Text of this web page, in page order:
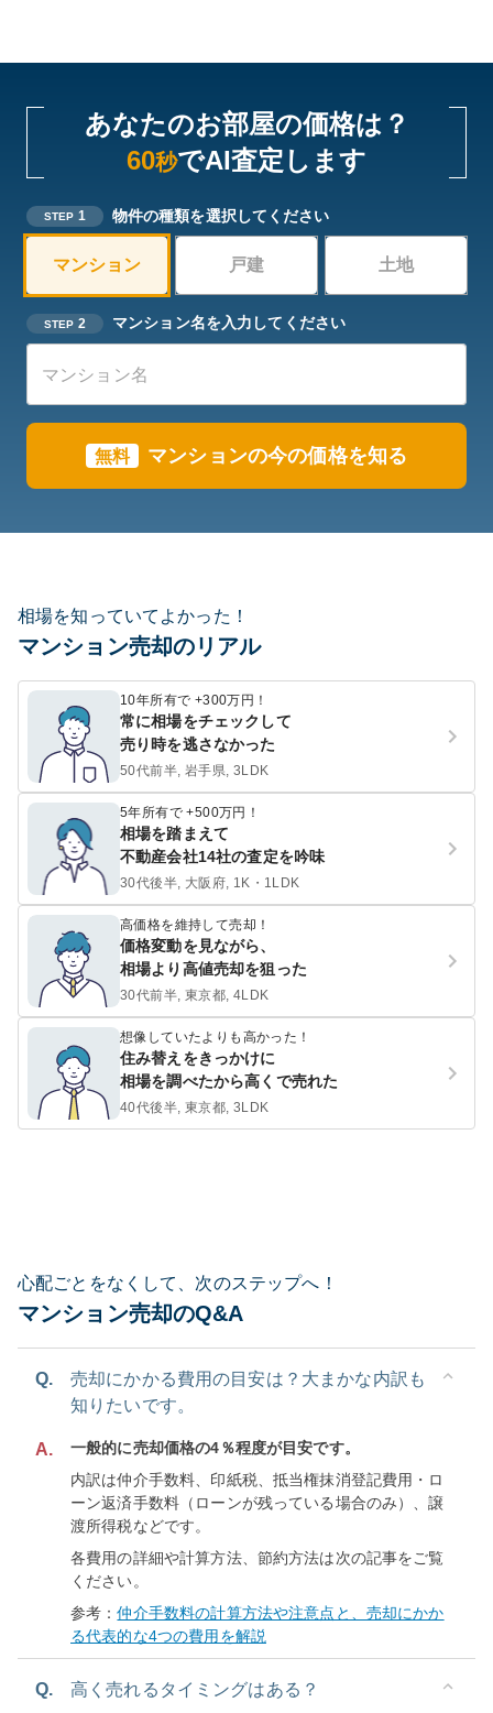
あなたのお部屋の価格は？
60秒でAI査定します
STEP 1 物件の種類を選択してください
マンション 戸建 土地
STEP 2 マンション名を入力してください
無料 マンションの今の価格を知る
相場を知っていてよかった！
マンション売却のリアル
10年所有で +300万円！
常に相場をチェックして
売り時を逃さなかった
50代前半, 岩手県, 3LDK
5年所有で +500万円！
相場を踏まえて
不動産会社14社の査定を吟味
30代後半, 大阪府, 1K・1LDK
高価格を維持して売却！
価格変動を見ながら、
相場より高値売却を狙った
30代前半, 東京都, 4LDK
想像していたよりも高かった！
住み替えをきっかけに
相場を調べたから高くで売れた
40代後半, 東京都, 3LDK
心配ごとをなくして、次のステップへ！
マンション売却のQ&A
Q.
売却にかかる費用の目安は？大まかな内訳も
知りたいです。
A.
一般的に売却価格の4％程度が目安です。
内訳は仲介手数料、印紙税、抵当権抹消登記費用・ロ
ーン返済手数料（ローンが残っている場合のみ）、譲
渡所得税などです。
各費用の詳細や計算方法、節約方法は次の記事をご覧
ください。
参考：仲介手数料の計算方法や注意点と、売却にかか
る代表的な4つの費用を解説
Q. 高く売れるタイミングはある？